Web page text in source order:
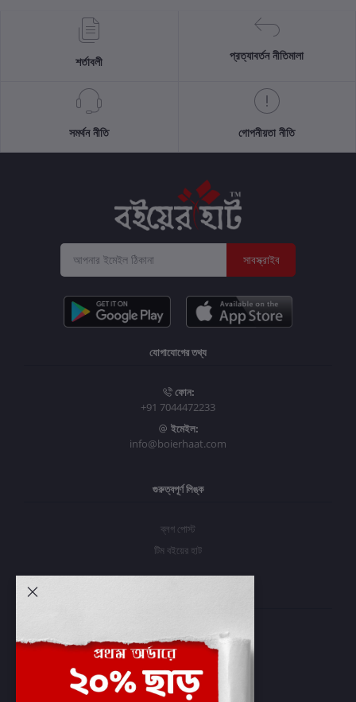
শর্তাবলী প্রত্যাবর্তন নীতিমালা
সমর্থন নীতি গোপনীয়তা নীতি
সাবস্ক্রাইব
যোগাযোগের তথ্য
ফোন:
+91 7044472233
ইমেইল:
info@boierhaat.com
গুরুত্বপূর্ণ লিঙ্ক
ব্লগ পোস্ট
টিম বইয়ের হাট
প্রবেশ করুন
অর্ডার ইতিহাস
আমার ইচ্ছাগুলি